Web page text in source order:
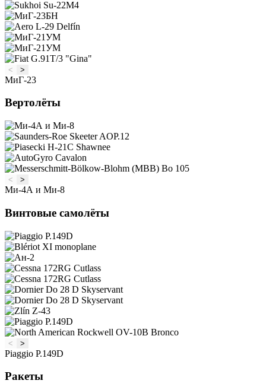
< >
МиГ-23
Вертолёты
< >
Ми-4А и Ми-8
Винтовые самолёты
< >
Piaggio P.149D
Ракеты